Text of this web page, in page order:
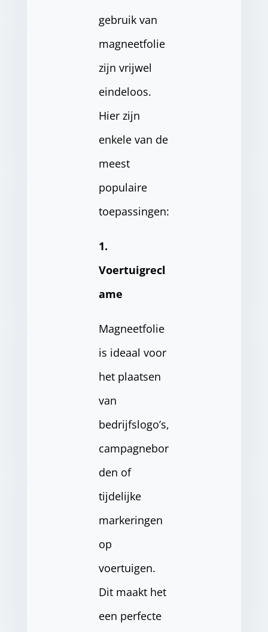
gebruik van
magneetfolie
zijn vrijwel
eindeloos.
Hier zijn
enkele van de
meest
populaire
toepassingen:
1.
Voertuigrecl
ame
Magneetfolie
is ideaal voor
het plaatsen
van
bedrijfslogo’s,
campagnebor
den of
tijdelijke
markeringen
op
voertuigen.
Dit maakt het
een perfecte